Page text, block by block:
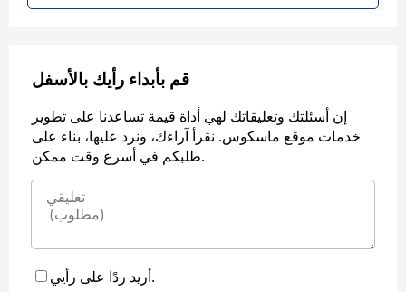
قم بأبداء رأيك بالأسفل
إن أسئلتك وتعليقاتك لهي أداة قيمة تساعدنا على تطوير
خدمات موقع ماسكوس. نقرأ آراءك، ونرد عليها، بناء على
طلبكم في أسرع وقت ممكن.
أريد ردًا على رأيي.